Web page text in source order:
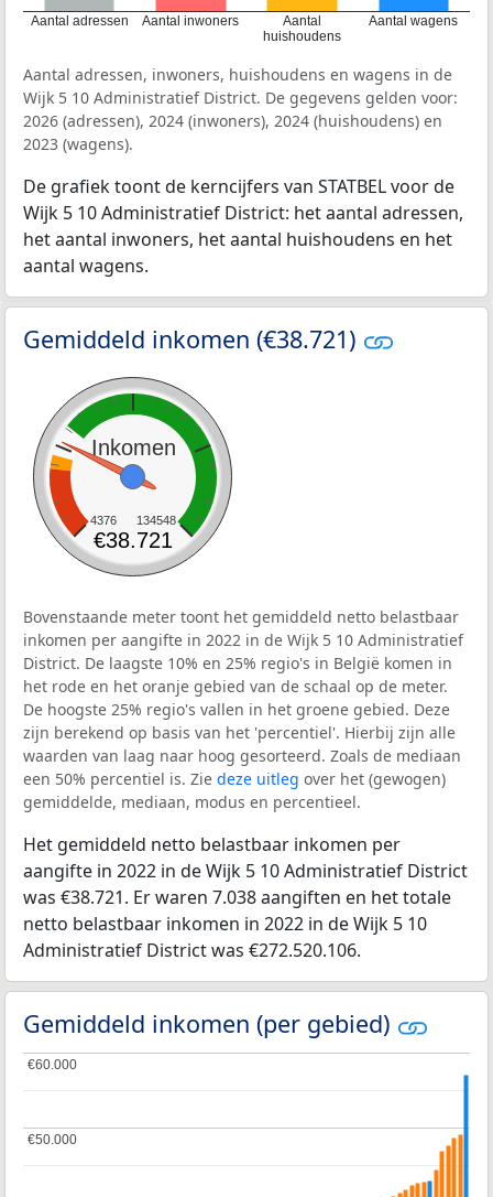
Aantal adressen Aantal inwoners
Aantal
huishoudens
Aantal wagens
Aantal adressen, inwoners, huishoudens en wagens in de
Wijk 5 10 Administratief District. De gegevens gelden voor:
2026 (adressen), 2024 (inwoners), 2024 (huishoudens) en
2023 (wagens).
De grafiek toont de kerncijfers van STATBEL voor de
Wijk 5 10 Administratief District: het aantal adressen,
het aantal inwoners, het aantal huishoudens en het
aantal wagens.
Gemiddeld inkomen (€38.721)
Inkomen
4376 134548
€38.721
Bovenstaande meter toont het gemiddeld netto belastbaar
inkomen per aangifte in 2022 in de Wijk 5 10 Administratief
District. De laagste 10% en 25% regio's in België komen in
het rode en het oranje gebied van de schaal op de meter.
De hoogste 25% regio's vallen in het groene gebied. Deze
zijn berekend op basis van het 'percentiel'. Hierbij zijn alle
waarden van laag naar hoog gesorteerd. Zoals de mediaan
een 50% percentiel is. Zie deze uitleg over het (gewogen)
gemiddelde, mediaan, modus en percentieel.
Het gemiddeld netto belastbaar inkomen per
aangifte in 2022 in de Wijk 5 10 Administratief District
was €38.721. Er waren 7.038 aangiften en het totale
netto belastbaar inkomen in 2022 in de Wijk 5 10
Administratief District was €272.520.106.
Gemiddeld inkomen (per gebied)
€50.000
€50.000
€60.000
€60.000